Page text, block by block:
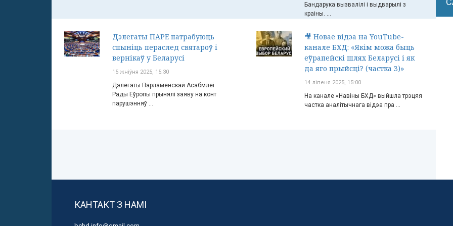
Бандарука вызвалілі і выдварылі з
краіны. ...
Дэлегаты ПАРЕ патрабуюць
спыніць пераслед святароў і
вернікаў у Беларусі
15 жніўня 2025, 15:30
Дэлегаты Парламенскай Асабмлеі
Рады Еўропы прынялі заяву на конт
парушэнняў ...
🎥 Новае відэа на YouTube-
канале БХД: «Якім можа быць
еўрапейскі шлях Беларусі і як
да яго прыйсці? (частка 3)»
14 ліпеня 2025, 15:00
На канале «Навіны БХД» выйшла трэцяя
частка аналітычнага відэа пра ...
КАНТАКТ З НАМІ